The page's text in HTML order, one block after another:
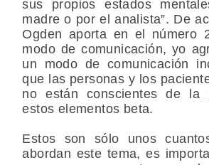
sus propios estados
madre o por el analista”. De
Ogden aporta en el número
modo de comunicación, yo
un modo de comunicación
que las personas y los
no están conscientes de la
estos elementos beta.
Estos son sólo unos
abordan este tema, es